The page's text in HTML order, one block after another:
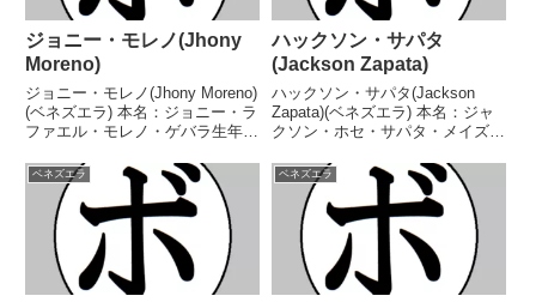
ジョニー・モレノ(Jhony
Moreno)
ジョニー・モレノ(Jhony Moreno)
(ベネズエラ) 本名：ジョニー・ラ
ファエル・モレノ・ゲバラ生年月
エラ戦績：17戦16勝(13KO)1
敗 【獲得タイトル】なし 【戦
歴】2014/05/24 ○2...
ハックソン・サパタ
(Jackson Zapata)
ハックソン・サパタ(Jackson
Zapata)(ベネズエラ) 本名：ジャ
クソン・ホセ・サパタ・メイズ生
ネズエラ戦績：16戦11勝(9KO)3
敗2分 【獲得タイトル】ベネズエ
ラライトフライ級王座 【戦歴...
ベネズエラ ベネズエラ